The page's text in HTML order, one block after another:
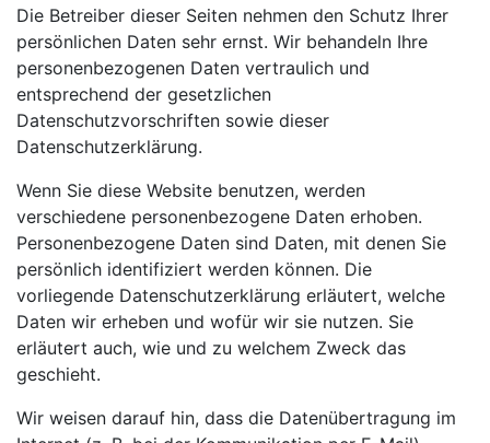
Die Betreiber dieser Seiten nehmen den Schutz Ihrer
persönlichen Daten sehr ernst. Wir behandeln Ihre
personenbezogenen Daten vertraulich und
entsprechend der gesetzlichen
Datenschutzvorschriften sowie dieser
Datenschutzerklärung.
Wenn Sie diese Website benutzen, werden
verschiedene personenbezogene Daten erhoben.
Personenbezogene Daten sind Daten, mit denen Sie
persönlich identifiziert werden können. Die
vorliegende Datenschutzerklärung erläutert, welche
Daten wir erheben und wofür wir sie nutzen. Sie
erläutert auch, wie und zu welchem Zweck das
geschieht.
Wir weisen darauf hin, dass die Datenübertragung im